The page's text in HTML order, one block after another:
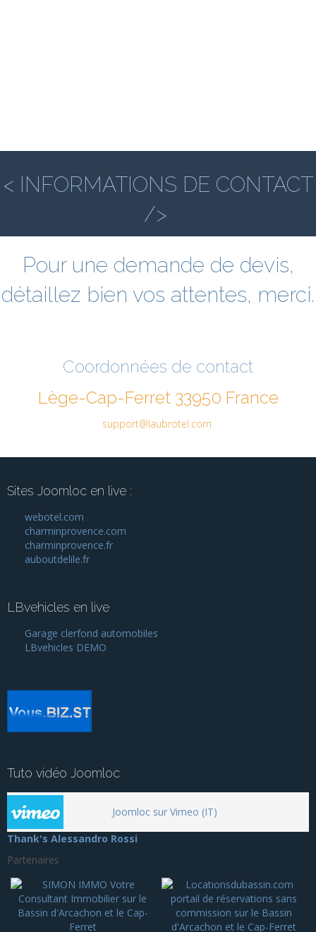
< INFORMATIONS DE CONTACT
/>
Pour une demande de devis,
détaillez bien vos attentes, merci.
Coordonnées de contact
Lège-Cap-Ferret 33950 France
support@laubrotel.com
Sites Joomloc en live :
webotel.com
charminprovence.com
charminprovence.fr
auboutdelile.fr
LBvehicles en live
Garage clerfond automobiles
LBvehicles DEMO
Tuto vidéo Joomloc
Joomloc sur Vimeo (IT)
Thank's Alessandro Rossi
Partenaires